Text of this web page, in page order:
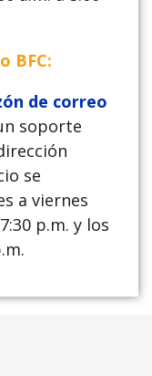
BFC:
de correo
soporte
se
a viernes
p.m. y los